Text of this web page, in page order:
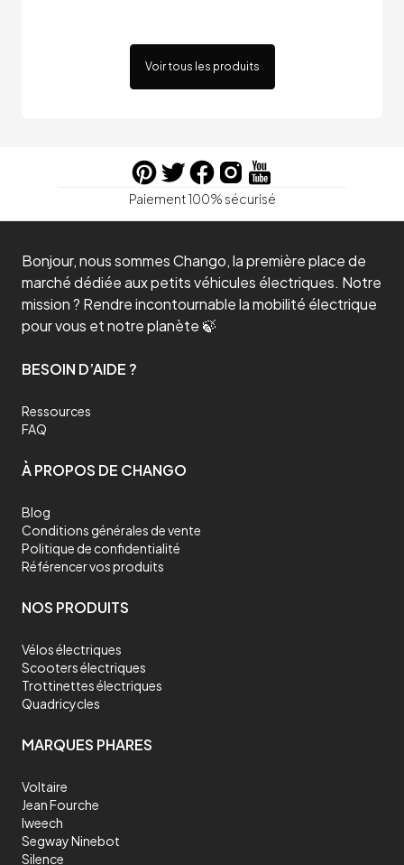
Voir tous les produits
Paiement 100% sécurisé
Bonjour, nous sommes Chango, la première place de
marché dédiée aux petits véhicules électriques. Notre
mission ? Rendre incontournable la mobilité électrique
pour vous et notre planète 🍃
BESOIN D’AIDE ?
Ressources
FAQ
À PROPOS DE CHANGO
Blog
Conditions générales de vente
Politique de confidentialité
Référencer vos produits
NOS PRODUITS
Vélos électriques
Scooters électriques
Trottinettes électriques
Quadricycles
MARQUES PHARES
Voltaire
Jean Fourche
Iweech
Segway Ninebot
Silence